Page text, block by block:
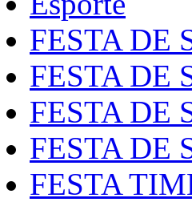
FESTA DE
FESTA DE
FESTA DE
FESTA DE
FESTA